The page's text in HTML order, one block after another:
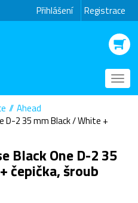
Přihlášení Registrace
Ahead
D-2 35 mm Black / White +
Black One D-2 35
čepička, šroub